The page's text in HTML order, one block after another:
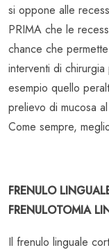
si oppone alle
PRIMA che le
chance che
interventi di
esempio quello
prelievo di mucosa
Come sempre,
FRENULO
FRENULOTOMIA
Il frenulo linguale